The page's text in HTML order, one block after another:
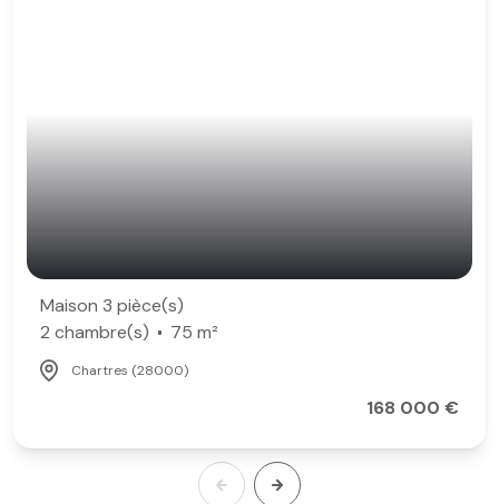
Maison 3 pièce(s)
2 chambre(s)
75 m²
Chartres (28000)
168 000 €